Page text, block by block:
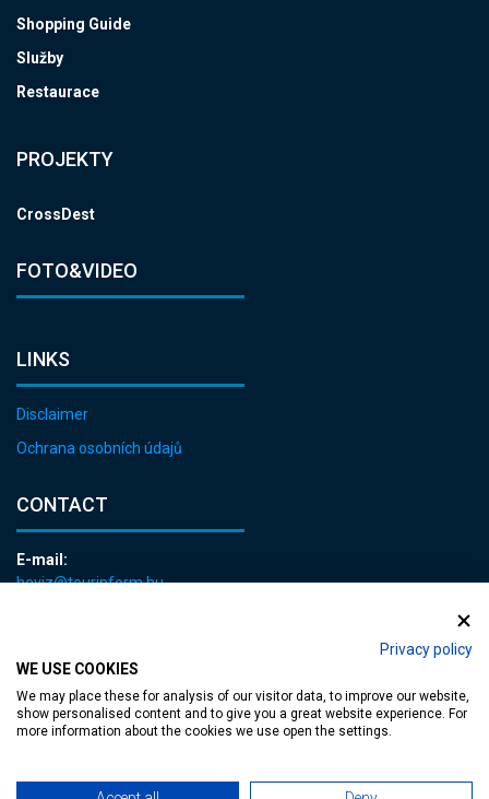
Privacy policy
WE USE COOKIES
We may place these for analysis of our visitor data, to improve our website,
show personalised content and to give you a great website experience. For
more information about the cookies we use open the settings.
Shopping Guide
Služby
Restaurace
PROJEKTY
CrossDest
FOTO&VIDEO
LINKS
Disclaimer
Ochrana osobních údajů
CONTACT
E-mail:
heviz@tourinform.hu
Accessible web page| Copyright © 2024 Municipality of Hévíz, Designed by